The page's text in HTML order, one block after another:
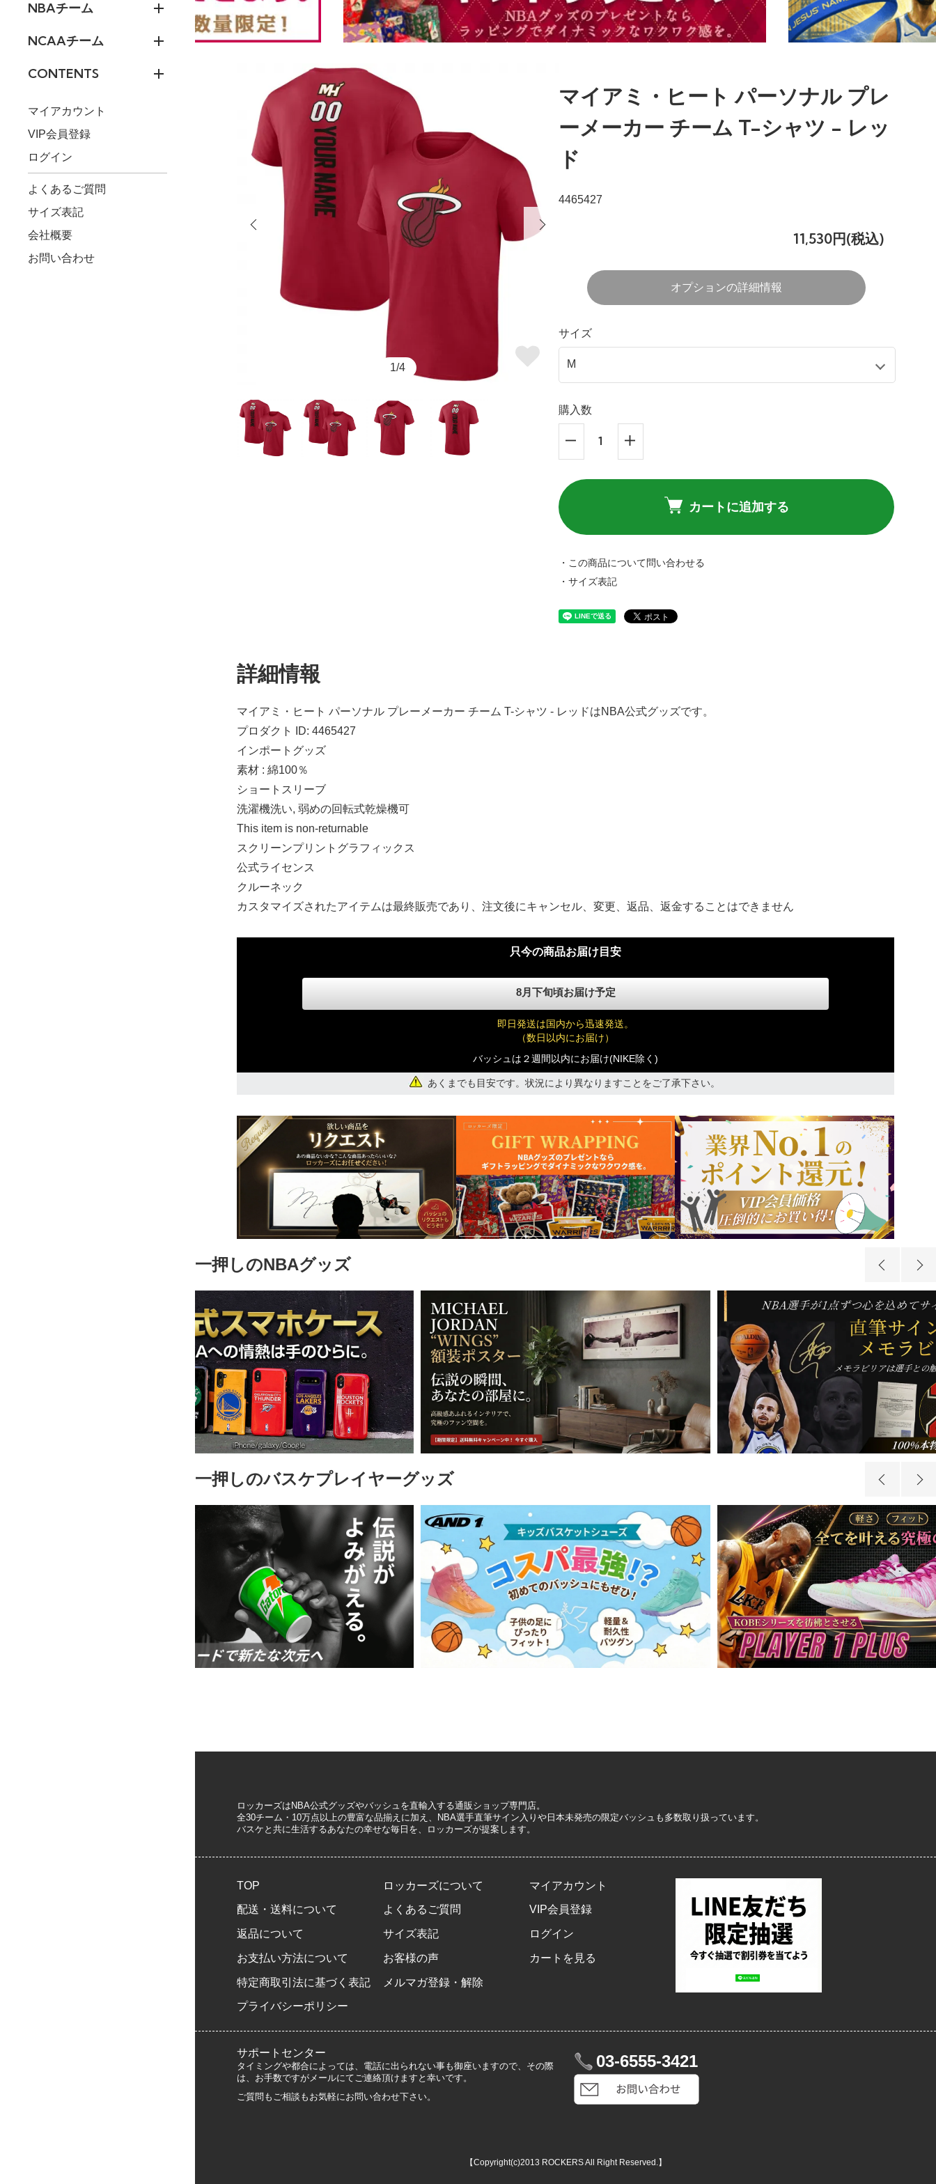
NBAチーム
NCAAチーム
CONTENTS
マイアカウント
VIP会員登録
ログイン
よくあるご質問
サイズ表記
会社概要
お問い合わせ
1/4
マイアミ・ヒート パーソナル プレ
ーメーカー チーム T-シャツ - レッ
ド
4465427
11,530円(税込)
オプションの詳細情報
サイズ
購入数
カートに追加する
・この商品について問い合わせる
・サイズ表記
詳細情報
マイアミ・ヒート パーソナル プレーメーカー チーム T-シャツ - レッドはNBA公式グッズです。
プロダクト ID: 4465427
インポートグッズ
素材 : 綿100％
ショートスリーブ
洗濯機洗い, 弱めの回転式乾燥機可
This item is non-returnable
スクリーンプリントグラフィックス
公式ライセンス
クルーネック
カスタマイズされたアイテムは最終販売であり、注文後にキャンセル、変更、返品、返金することはできません
只今の商品お届け目安
8月下旬頃お届け予定
即日発送は国内から迅速発送。
（数日以内にお届け）
バッシュは２週間以内にお届け(NIKE除く)
あくまでも目安です。状況により異なりますことをご了承下さい。
一押しのNBAグッズ
一押しのバスケプレイヤーグッズ
M
ロッカーズはNBA公式グッズやバッシュを直輸入する通販ショップ専門店。
全30チーム・10万点以上の豊富な品揃えに加え、NBA選手直筆サイン入りや日本未発売の限定バッシュも多数取り扱っています。
バスケと共に生活するあなたの幸せな毎日を、ロッカーズが提案します。
TOP
配送・送料について
返品について
お支払い方法について
特定商取引法に基づく表記
プライバシーポリシー
ロッカーズについて
よくあるご質問
サイズ表記
お客様の声
メルマガ登録・解除
マイアカウント
VIP会員登録
ログイン
カートを見る
サポートセンター
タイミングや都合によっては、電話に出られない事も御座いますので、その際
は、お手数ですがメールにてご連絡頂けますと幸いです。
ご質問もご相談もお気軽にお問い合わせ下さい。
03-6555-3421
【Copyright(c)2013 ROCKERS All Right Reserved.】